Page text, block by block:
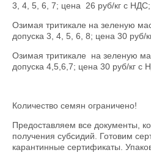
3, 4, 5, 6, 7; цена 26 руб/кг с НДС;
Озимая тритикале на зеленую
допуска 3, 4, 5, 6, 8; цена 30 руб/
Озимая тритикале на зеленую
допуска 4,5,6,7; цена 30 руб/кг с
Количество семян ограничено!
Предоставляем все документы,
получения субсидий. Готовим
карантинные сертификаты.